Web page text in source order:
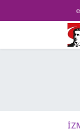
Resmi
Konak